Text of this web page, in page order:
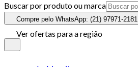
Buscar por produto ou marca
Compre pelo WhatsApp: (21) 97971-2181
Ver ofertas para a região